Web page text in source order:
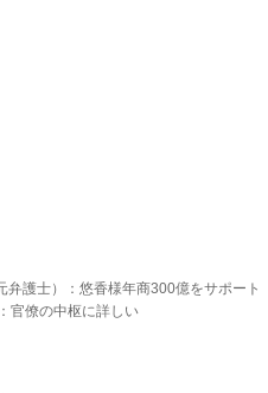
護士）：悠香様年商300億をサポート
官僚の中枢に詳しい